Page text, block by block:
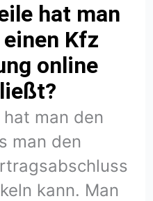
hat man
Kfz
online
man den
man den
kann. Man